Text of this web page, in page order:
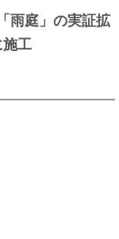
雨庭」の実証拡
工